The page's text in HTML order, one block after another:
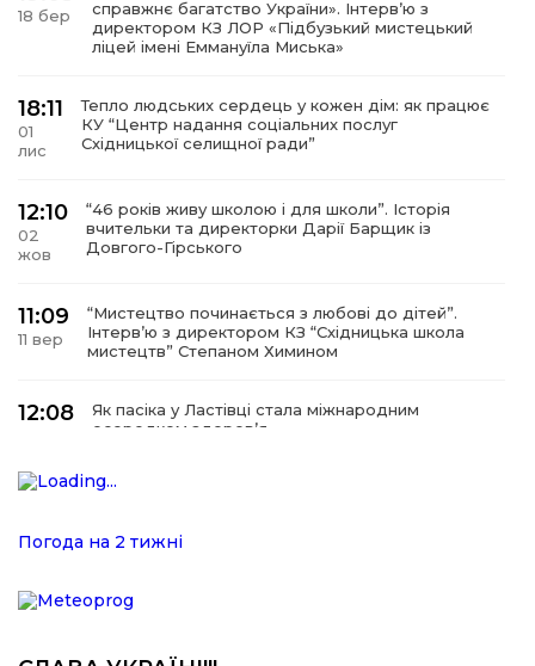
18 бер
справжнє багатство України». Інтервʼю з
директором КЗ ЛОР «Підбузький мистецький
ліцей імені Еммануїла Миська»
18:11
01
лис
Тепло людських сердець у кожен дім: як працює
КУ “Центр надання соціальних послуг
Східницької селищної ради”
12:10
02
жов
“46 років живу школою і для школи”. Історія
вчительки та директорки Дарії Барщик із
Довгого-Гірського
11:09
11 вер
“Мистецтво починається з любові до дітей”.
Інтерв’ю з директором КЗ “Східницька школа
мистецтв” Степаном Химином
12:08
Як пасіка у Ластівці стала міжнародним
осередком здоров’я
15 лип
“Респект — Гаївка”
17:07
Віра, що не згасає. Історія сили духу,
Баброцяк
Погода на 2 тижні